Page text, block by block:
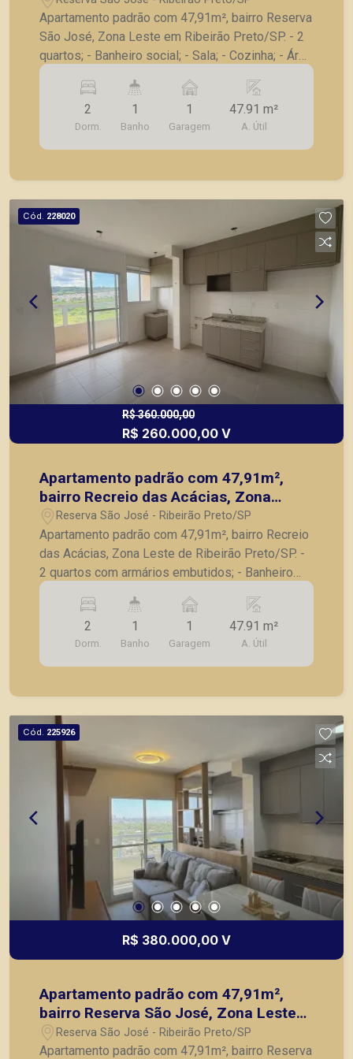
Apartamento padrão com 47,91m², bairro Reserva
São José, Zona Leste em Ribeirão Preto/SP. - 2
quartos; - Banheiro social; - Sala; - Cozinha; - Área
de serviço; - Varanda gourmet; - 1 vaga de
garagem. A Piramid tem como objetivo atender
seus clientes com agilidade e segurança, em
locação, vendas de imóveis prontos, usados ou
mesmo nos principais lançamentos da cidade de
2
Dorm.
1
Banho
1
Garagem
47.91 m²
A. Útil
Cód. 228020
R$ 360.000,00
R$ 260.000,00 V
Apartamento padrão com 47,91m²,
bairro Recreio das Acácias, Zona
Leste de Ribeirão Preto/SP.
Reserva São José - Ribeirão Preto/SP
Apartamento padrão com 47,91m², bairro Recreio
das Acácias, Zona Leste de Ribeirão Preto/SP. -
2 quartos com armários embutidos; - Banheiro
social; - Sala para 2 ambientes; - Varanda
gourmet com churrasqueira; - Cozinha com
armários planejados; - Lavanderia; - 1 vaga de
garagem. A Piramid tem como objetivo atender
seus clientes com agilidade e segurança, em
Ribeirão Preto.
2
Dorm.
1
Banho
1
Garagem
47.91 m²
A. Útil
Cód. 225926
R$ 380.000,00 V
Apartamento padrão com 47,91m²,
bairro Reserva São José, Zona Leste
de Ribeirão Preto/SP.
Reserva São José - Ribeirão Preto/SP
Apartamento padrão com 47,91m², bairro Reserva